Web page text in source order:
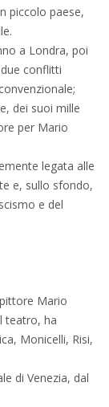
piccolo paese,
a Londra, poi
conflitti
dei suoi mille
per Mario
legata alle
e, sullo sfondo,
e del
Mario
teatro, ha
Monicelli, Risi,
di Venezia, dal